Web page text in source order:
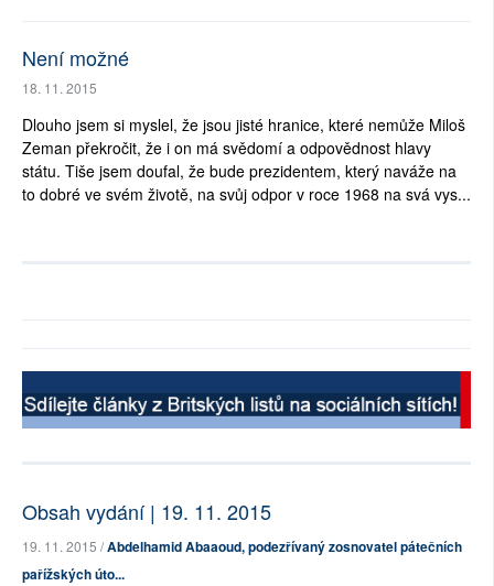
Není možné
18. 11. 2015
Dlouho jsem si myslel, že jsou jisté hranice, které nemůže Miloš
Zeman překročit, že i on má svědomí a odpovědnost hlavy
státu. Tiše jsem doufal, že bude prezidentem, který naváže na
to dobré ve svém životě, na svůj odpor v roce 1968 na svá vys...
Obsah vydání | 19. 11. 2015
19. 11. 2015 /Abdelhamid Abaaoud, podezřívaný zosnovatel pátečních
pařížských úto...